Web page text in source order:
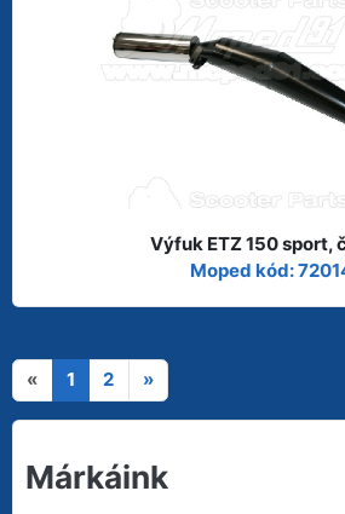
Výfuk ETZ 150 sport,
Moped kód:
« 1 2 »
Márkáink